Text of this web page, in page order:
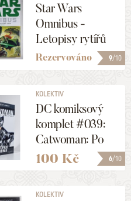
9/10
Star Wars
Omnibus -
Letopisy rytířů
Jedi 2
Rezervováno
6/10
KOLEKTIV
DC komiksový
komplet #039:
Catwoman: Po
stopách
Catwoman
100 Kč
KOLEKTIV